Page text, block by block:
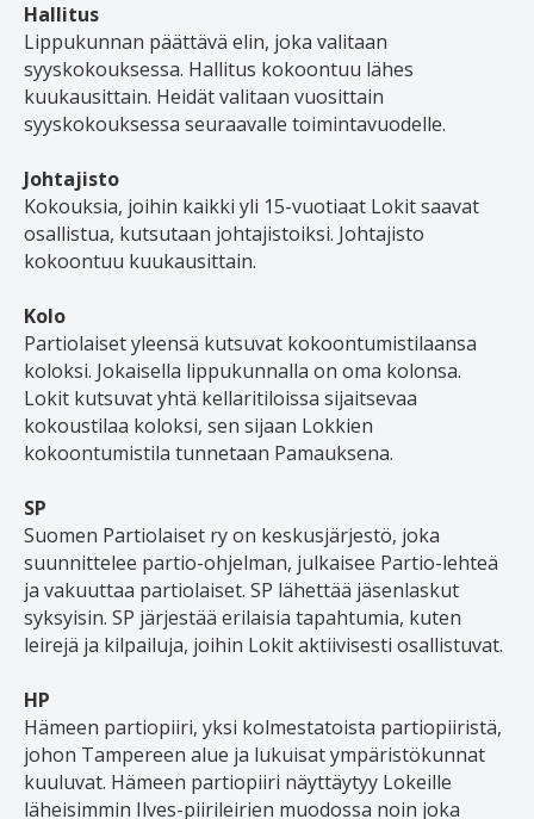
Hallitus
Lippukunnan päättävä elin, joka valitaan
syyskokouksessa. Hallitus kokoontuu lähes
kuukausittain. Heidät valitaan vuosittain
syyskokouksessa seuraavalle toimintavuodelle.
Johtajisto
Kokouksia, joihin kaikki yli 15-vuotiaat Lokit saavat
osallistua, kutsutaan johtajistoiksi. Johtajisto
kokoontuu kuukausittain.
Kolo
Partiolaiset yleensä kutsuvat kokoontumistilaansa
koloksi. Jokaisella lippukunnalla on oma kolonsa.
Lokit kutsuvat yhtä kellaritiloissa sijaitsevaa
kokoustilaa koloksi, sen sijaan Lokkien
kokoontumistila tunnetaan Pamauksena.
SP
Suomen Partiolaiset ry on keskusjärjestö, joka
suunnittelee partio-ohjelman, julkaisee Partio-lehteä
ja vakuuttaa partiolaiset. SP lähettää jäsenlaskut
syksyisin. SP järjestää erilaisia tapahtumia, kuten
leirejä ja kilpailuja, joihin Lokit aktiivisesti osallistuvat.
HP
Hämeen partiopiiri, yksi kolmestatoista partiopiiristä,
johon Tampereen alue ja lukuisat ympäristökunnat
kuuluvat. Hämeen partiopiiri näyttäytyy Lokeille
läheisimmin Ilves-piirileirien muodossa noin joka